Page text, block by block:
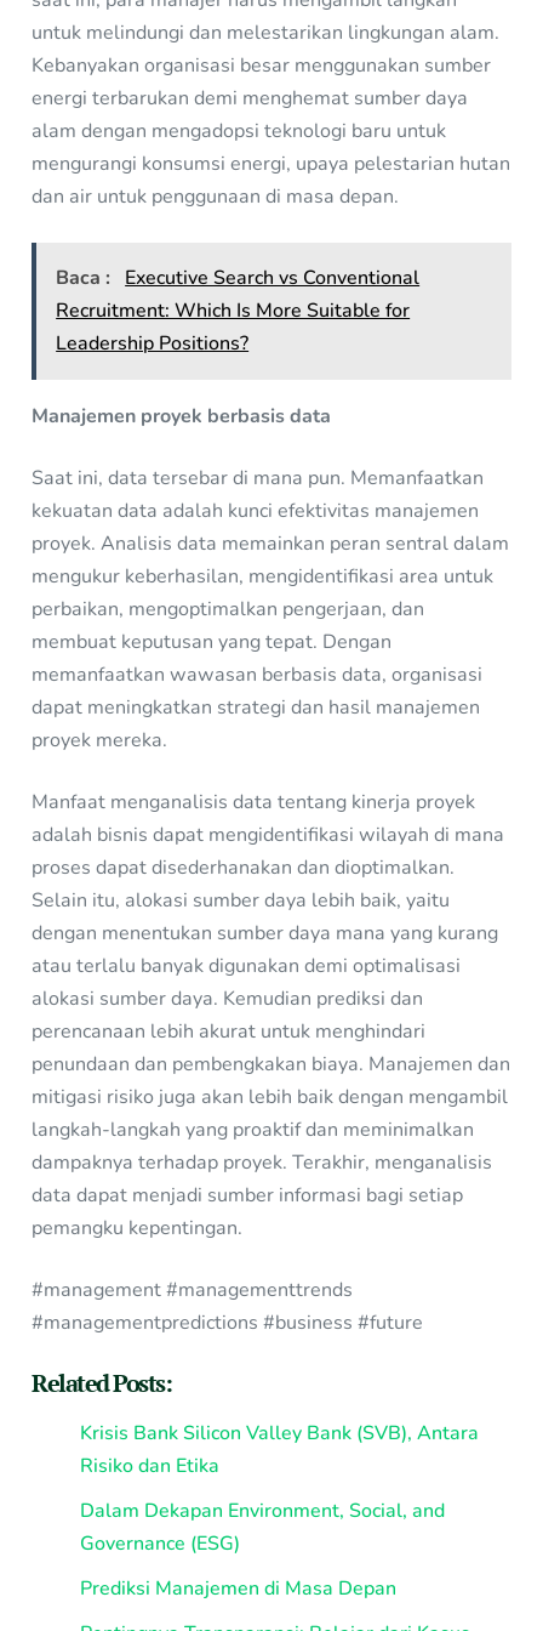
untuk melindungi dan melestarikan lingkungan alam.
Kebanyakan organisasi besar menggunakan sumber
energi terbarukan demi menghemat sumber daya
alam dengan mengadopsi teknologi baru untuk
mengurangi konsumsi energi, upaya pelestarian hutan
dan air untuk penggunaan di masa depan.
Baca :
Executive Search vs Conventional
Recruitment: Which Is More Suitable for
Leadership Positions?
Manajemen proyek berbasis data
Saat ini, data tersebar di mana pun. Memanfaatkan
kekuatan data adalah kunci efektivitas manajemen
proyek. Analisis data memainkan peran sentral dalam
mengukur keberhasilan, mengidentifikasi area untuk
perbaikan, mengoptimalkan pengerjaan, dan
membuat keputusan yang tepat. Dengan
memanfaatkan wawasan berbasis data, organisasi
dapat meningkatkan strategi dan hasil manajemen
proyek mereka.
Manfaat menganalisis data tentang kinerja proyek
adalah bisnis dapat mengidentifikasi wilayah di mana
proses dapat disederhanakan dan dioptimalkan.
Selain itu, alokasi sumber daya lebih baik, yaitu
dengan menentukan sumber daya mana yang kurang
atau terlalu banyak digunakan demi optimalisasi
alokasi sumber daya. Kemudian prediksi dan
perencanaan lebih akurat untuk menghindari
penundaan dan pembengkakan biaya. Manajemen dan
mitigasi risiko juga akan lebih baik dengan mengambil
langkah-langkah yang proaktif dan meminimalkan
dampaknya terhadap proyek. Terakhir, menganalisis
data dapat menjadi sumber informasi bagi setiap
pemangku kepentingan.
#management #managementtrends
#managementpredictions #business #future
Related Posts:
Krisis Bank Silicon Valley Bank (SVB), Antara
Risiko dan Etika
Dalam Dekapan Environment, Social, and
Governance (ESG)
Prediksi Manajemen di Masa Depan